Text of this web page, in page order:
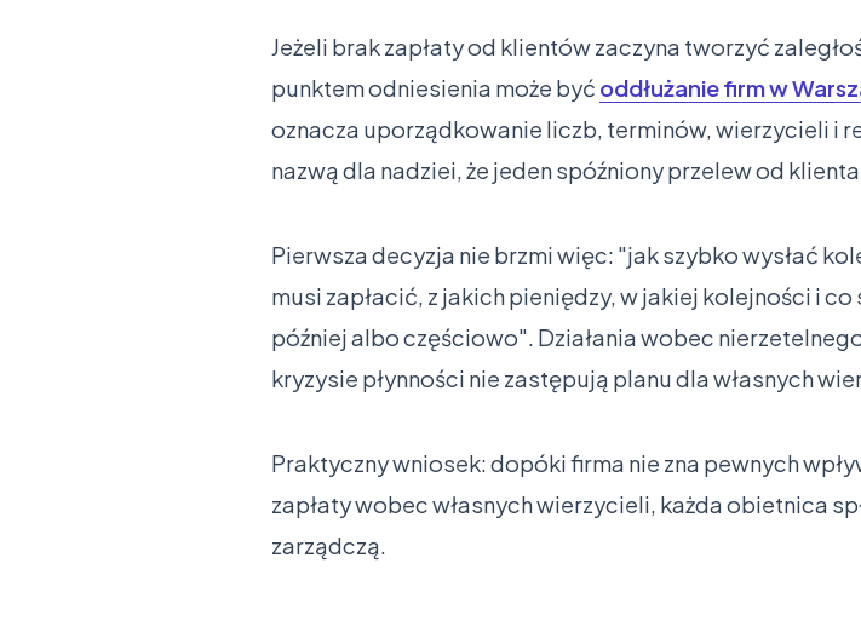
Jeżeli brak zapłaty od klientów zaczyna tworzyć
punktem odniesienia może być oddłużanie firm w
oznacza uporządkowanie liczb, terminów, wierzycieli i
nazwą dla nadziei, że jeden spóźniony przelew od
Pierwsza decyzja nie brzmi więc: "jak szybko wysłać
musi zapłacić, z jakich pieniędzy, w jakiej kolejności i
później albo częściowo". Działania wobec
kryzysie płynności nie zastępują planu dla własnych
Praktyczny wniosek: dopóki firma nie zna pewnych
zapłaty wobec własnych wierzycieli, każda obietnica
zarządczą.